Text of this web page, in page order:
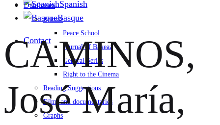
Spanish
Basque
Contact
Databases
Bakeaz
Peace School
Journal of Bakeaz
General Series
Right to the Cinema
Reading Suggestions
Films and documentaries
Graphs
CAMINOS,
José María,